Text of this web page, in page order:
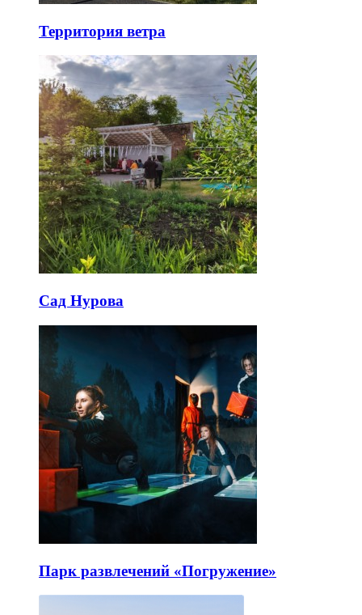
Территория ветра
Сад Нурова
Парк развлечений «Погружение»